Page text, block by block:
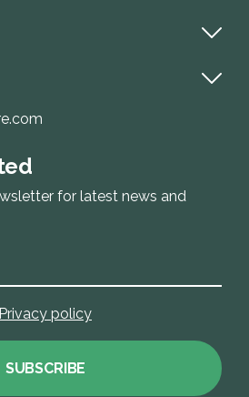
for latest news and
Privacy policy
SUBSCRIBE